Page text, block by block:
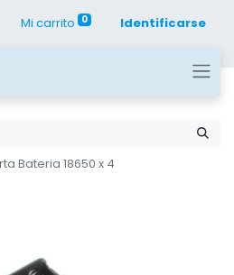
Mi carrito 0 Identificarse
Bateria 18650 x 4